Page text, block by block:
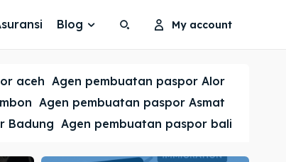
Blog My account
aceh Agen pembuatan paspor Alor
Agen pembuatan paspor Asmat
Badung Agen pembuatan paspor bali